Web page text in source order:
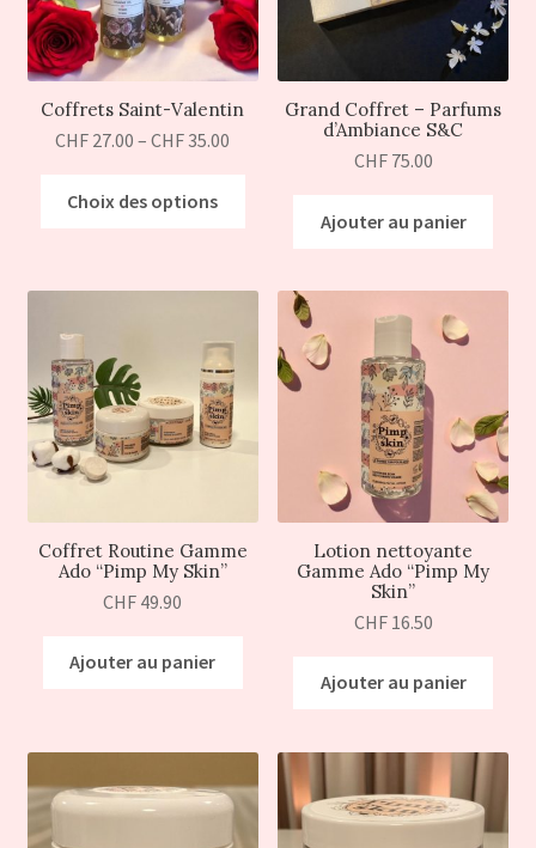
Coffrets Saint-Valentin
CHF 27.00 –CHF35.00
Choix des options
Grand Coffret – Parfums
d’Ambiance S&C
CHF75.00
Ajouter au panier
Coffret Routine Gamme
Ado “Pimp My Skin”
CHF 49.90
Ajouter au panier
Lotion nettoyante
Gamme Ado “Pimp My
Skin”
CHF16.50
Ajouter au panier